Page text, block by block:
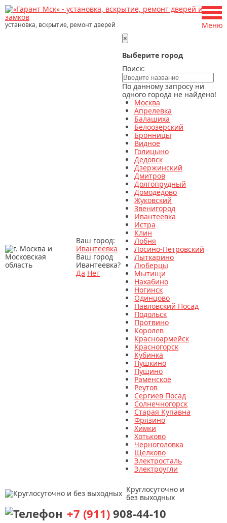
установка, вскрытие, ремонт дверей
Ваш город:
Ивантеевка
Ваш город
Ивантеевка?
Да Нет
×
Выберите город
Поиск:
По данному запросу ни
одного города не найдено!
Москва
Апрелевка
Балашиха
Белоозерский
Бронницы
Видное
Голицыно
Дедовск
Дзержинский
Дмитров
Долгопрудный
Домодедово
Жуковский
Звенигород
Ивантеевка
Истра
Клин
Лобня
Лосино-Петровский
Лыткарино
Люберцы
Мытищи
Нахабино
Ногинск
Одинцово
Павловский Посад
Подольск
Протвино
Королев
Красноармейск
Красногорск
Кубинка
Пушкино
Пущино
Раменское
Реутов
Сергиев Посад
Солнечногорск
Старая Купавна
Фрязино
Химки
Хотьково
Черноголовка
Щелково
Электросталь
Электроугли
Круглосуточно и
без выходных
+7 (911) 908-44-10
Меню